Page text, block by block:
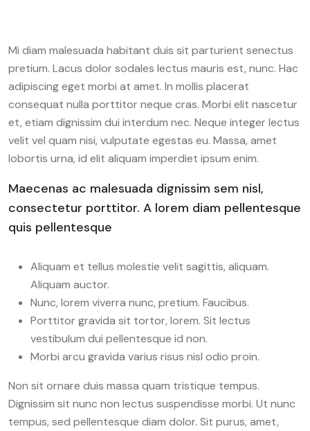
Mi diam malesuada habitant duis sit parturient senectus
pretium. Lacus dolor sodales lectus mauris est, nunc. Hac
adipiscing eget morbi at amet. In mollis placerat
consequat nulla porttitor neque cras. Morbi elit nascetur
et, etiam dignissim dui interdum nec. Neque integer lectus
velit vel quam nisi, vulputate egestas eu. Massa, amet
lobortis urna, id elit aliquam imperdiet ipsum enim.
Maecenas ac malesuada dignissim sem nisl,
consectetur porttitor. A lorem diam pellentesque
quis pellentesque
Aliquam et tellus molestie velit sagittis, aliquam.
Aliquam auctor.
Nunc, lorem viverra nunc, pretium. Faucibus.
Porttitor gravida sit tortor, lorem. Sit lectus
vestibulum dui pellentesque id non.
Morbi arcu gravida varius risus nisl odio proin.
Non sit ornare duis massa quam tristique tempus.
Dignissim sit nunc non lectus suspendisse morbi. Ut nunc
tempus, sed pellentesque diam dolor. Sit purus, amet,